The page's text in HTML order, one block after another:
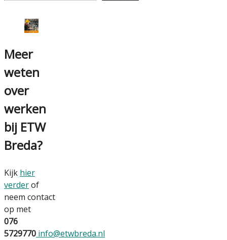
Meer
weten
over
werken
bij ETW
Breda?
Kijk hier
verderof
neem contact
op met
076
5729770 info@etwbreda.nl